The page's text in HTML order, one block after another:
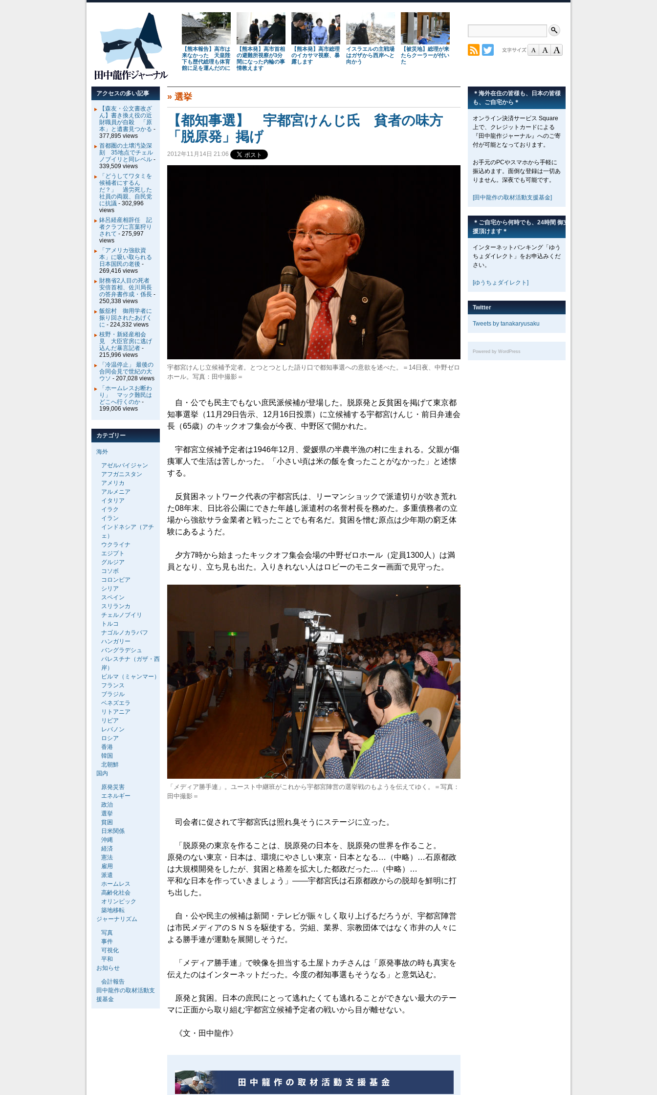
【熊本報告】高市は
来なかった 天皇陛
下も歴代総理も体育
館に足を運んだのに
【熊本発】高市首相
の避難所視察が3分
間になった内輪の事
情教えます
【熊本発】高市総理
のイカサマ視察、暴
露します
イスラエルの主戦場
はガザから西岸へと
向かう
【被災地】総理が来
たらクーラーが付い
た
» 選挙
【都知事選】 宇都宮けんじ氏 貧者の味方
「脱原発」掲げ
2012年11月14日 21:06
宇都宮けんじ立候補予定者。とつとつとした語り口で都知事選への意欲を述べた。＝14日夜、中野ゼロ
ホール。写真：田中撮影＝
自・公でも民主でもない庶民派候補が登場した。脱原発と反貧困を掲げて東京都
知事選挙（11月29日告示、12月16日投票）に立候補する宇都宮けんじ・前日弁連会
長（65歳）のキックオフ集会が今夜、中野区で開かれた。
宇都宮立候補予定者は1946年12月、愛媛県の半農半漁の村に生まれる。父親が傷
痍軍人で生活は苦しかった。「小さい頃は米の飯を食ったことがなかった」と述懐
する。
反貧困ネットワーク代表の宇都宮氏は、リーマンショックで派遣切りが吹き荒れ
た08年末、日比谷公園にできた年越し派遣村の名誉村長を務めた。多重債務者の立
場から強欲サラ金業者と戦ったことでも有名だ。貧困を憎む原点は少年期の窮乏体
験にあるようだ。
夕方7時から始まったキックオフ集会会場の中野ゼロホール（定員1300人）は満
員となり、立ち見も出た。入りきれない人はロビーのモニター画面で見守った。
「メディア勝手連」。ユースト中継班がこれから宇都宮陣営の選挙戦のもようを伝えてゆく。＝写真：
田中撮影＝
司会者に促されて宇都宮氏は照れ臭そうにステージに立った。
「脱原発の東京を作ることは、脱原発の日本を、脱原発の世界を作ること。
原発のない東京・日本は、環境にやさしい東京・日本となる…（中略）…石原都政
は大規模開発をしたが、貧困と格差を拡大した都政だった…（中略）…
平和な日本を作っていきましょう」――宇都宮氏は石原都政からの脱却を鮮明に打
ち出した。
自・公や民主の候補は新聞・テレビが賑々しく取り上げるだろうが、宇都宮陣営
は市民メディアのＳＮＳを駆使する。労組、業界、宗教団体ではなく市井の人々に
よる勝手連が運動を展開しそうだ。
「メディア勝手連」で映像を担当する土屋トカチさんは「原発事故の時も真実を
伝えたのはインターネットだった。今度の都知事選もそうなる」と意気込む。
原発と貧困。日本の庶民にとって逃れたくても逃れることができない最大のテー
マに正面から取り組む宇都宮立候補予定者の戦いから目が離せない。
《文・田中龍作》
＊海外在住の皆様も、日本の皆様
も、ご自宅から＊
オンライン決済サービス Square
上で、クレジットカードによる
『田中龍作ジャーナル』へのご寄
付が可能となっております。
お手元のPCやスマホから手軽に
振込めます。面倒な登録は一切あ
りません。深夜でも可能です。
[田中龍作の取材活動支援基金]
＊ご自宅から何時でも、24時間 御支
援頂けます＊
インターネットバンキング「ゆう
ちょダイレクト」をお申込みくだ
さい。
[ゆうちょダイレクト]
Twitter
Tweets by tanakaryusaku
Powered by WordPress
アクセスの多い記事
【森友・公文書改ざ
ん】書き換え役の近
財職員が自殺 「原
本」と遺書見つかる -
377,895 views
首都圏の土壌汚染深
刻 35地点でチェル
ノブイリと同レベル -
339,509 views
「どうしてワタミを
候補者にするん
だ？」 過労死した
社員の両親、自民党
に抗議 - 302,996
views
鉢呂経産相辞任 記
者クラブに言葉狩り
されて - 275,997
views
「アメリカ強欲資
本」に吸い取られる
日本国民の老後 -
269,416 views
財務省2人目の死者
安倍首相、佐川局長
の答弁書作成・係長 -
250,338 views
飯舘村 御用学者に
振り回されたあげく
に - 224,332 views
枝野・新経産相会
見 大臣官房に逃げ
込んだ暴言記者 -
215,996 views
「冷温停止」 最後の
合同会見で世紀の大
ウソ - 207,028 views
「ホームレスお断わ
り」 マック難民は
どこへ行くのか -
199,006 views
カテゴリー
海外
アゼルバイジャン
アフガニスタン
アメリカ
アルメニア
イタリア
イラク
イラン
インドネシア（アチ
ェ）
ウクライナ
エジプト
グルジア
コソボ
コロンビア
シリア
スペイン
スリランカ
チェルノブイリ
トルコ
ナゴルノカラバフ
ハンガリー
バングラデシュ
パレスチナ（ガザ・西
岸）
ビルマ（ミャンマー）
フランス
ブラジル
ベネズエラ
リトアニア
リビア
レバノン
ロシア
香港
韓国
北朝鮮
国内
原発災害
エネルギー
政治
選挙
貧困
日米関係
沖縄
経済
憲法
雇用
派遣
ホームレス
高齢化社会
オリンピック
築地移転
ジャーナリズム
写真
事件
可視化
平和
お知らせ
会計報告
田中龍作の取材活動支
援基金